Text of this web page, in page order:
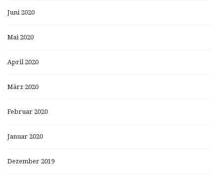
Juni 2020
Mai 2020
April 2020
März 2020
Februar 2020
Januar 2020
Dezember 2019